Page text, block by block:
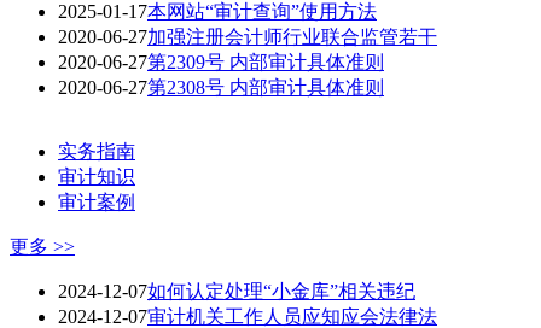
2025-01-17本网站“审计查询”使用方法
2020-06-27加强注册会计师行业联合监管若干
2020-06-27第2309号 内部审计具体准则
2020-06-27第2308号 内部审计具体准则
实务指南
审计知识
审计案例
更多 >>
2024-12-07如何认定处理“小金库”相关违纪
2024-12-07审计机关工作人员应知应会法律法